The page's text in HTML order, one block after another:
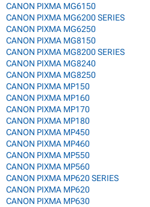
CANON PIXMA MG6150
CANON PIXMA MG6200 SERIES
CANON PIXMA MG6250
CANON PIXMA MG8150
CANON PIXMA MG8200 SERIES
CANON PIXMA MG8240
CANON PIXMA MG8250
CANON PIXMA MP150
CANON PIXMA MP160
CANON PIXMA MP170
CANON PIXMA MP180
CANON PIXMA MP450
CANON PIXMA MP460
CANON PIXMA MP550
CANON PIXMA MP560
CANON PIXMA MP620 SERIES
CANON PIXMA MP620
CANON PIXMA MP630